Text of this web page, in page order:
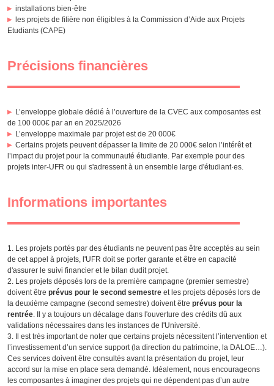
installations bien-être
les projets de filière non éligibles à la Commission d’Aide aux Projets
Etudiants (CAPE)
Précisions financières
L’enveloppe globale dédié à l’ouverture de la CVEC aux composantes est
de 100 000€ par an en 2025/2026
L’enveloppe maximale par projet est de 20 000€
Certains projets peuvent dépasser la limite de 20 000€ selon l’intérêt et
l’impact du projet pour la communauté étudiante. Par exemple pour des
projets inter-UFR ou qui s'adressent à un ensemble large d'étudiant·es.
Informations importantes
Les projets portés par des étudiants ne peuvent pas être acceptés au sein
de cet appel à projets, l'UFR doit se porter garante et être en capacité
d'assurer le suivi financier et le bilan dudit projet.
Les projets déposés lors de la première campagne (premier semestre)
doivent être prévus pour le second semestre et les projets déposés lors de
la deuxième campagne (second semestre) doivent être prévus pour la
rentrée. Il y a toujours un décalage dans l'ouverture des crédits dû aux
validations nécessaires dans les instances de l'Université.
Il est très important de noter que certains projets nécessitent l’intervention et
l’investissement d’un service support (la direction du patrimoine, la DALOE…).
Ces services doivent être consultés avant la présentation du projet, leur
accord sur la mise en place sera demandé. Idéalement, nous encourageons
les composantes à imaginer des projets qui ne dépendent pas d’un autre